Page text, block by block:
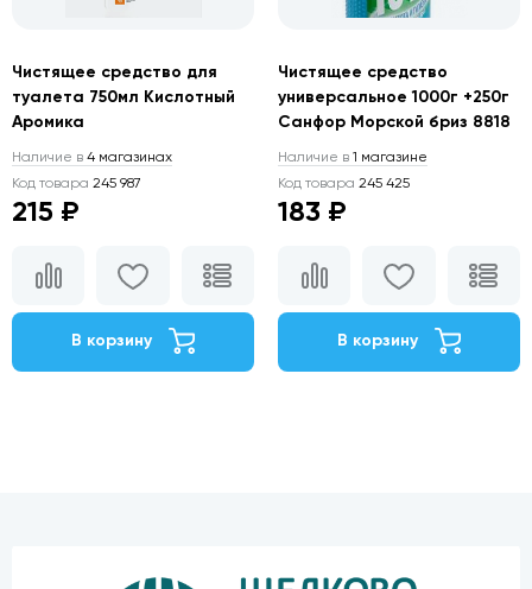
Чистящее средство для
туалета 750мл Кислотный
Аромика
Наличие в 4 магазинах
Код товара 245 987
215 ₽
В корзину
Чистящее средство
универсальное 1000г +250г
Санфор Морской бриз 8818
Наличие в 1 магазине
Код товара 245 425
183 ₽
В корзину